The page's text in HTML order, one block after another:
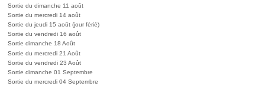
Sortie du dimanche 11 août
Sortie du mercredi 14 août
Sortie du jeudi 15 août (jour férié)
Sortie du vendredi 16 août
Sortie dimanche 18 Août
Sortie du mercredi 21 Août
Sortie du vendredi 23 Août
Sortie dimanche 01 Septembre
Sortie du mercredi 04 Septembre